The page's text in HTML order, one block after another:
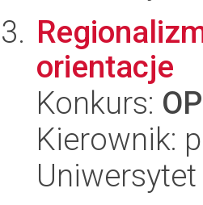
orientacje
Konkurs:
Kierownik: